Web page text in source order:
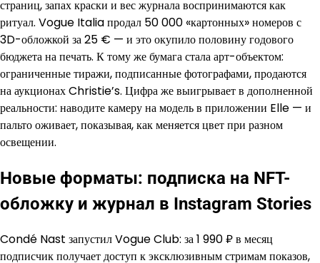
страниц, запах краски и вес журнала воспринимаются как
ритуал. Vogue Italia продал 50 000 «картонных» номеров с
3D-обложкой за 25 € — и это окупило половину годового
бюджета на печать. К тому же бумага стала арт-объектом:
ограниченные тиражи, подписанные фотографами, продаются
на аукционах Christie’s. Цифра же выигрывает в дополненной
реальности: наводите камеру на модель в приложении Elle — и
пальто оживает, показывая, как меняется цвет при разном
освещении.
Новые форматы: подписка на NFT-
обложку и журнал в Instagram Stories
Condé Nast запустил Vogue Club: за 1 990 ₽ в месяц
подписчик получает доступ к эксклюзивным стримам показов,